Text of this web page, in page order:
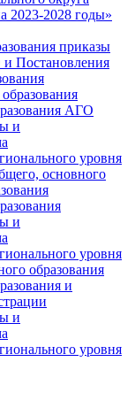
2023-2028 годы»
приказы
Постановления
АГО
и
уровня
основного
и
уровня
образования
и
и
уровня